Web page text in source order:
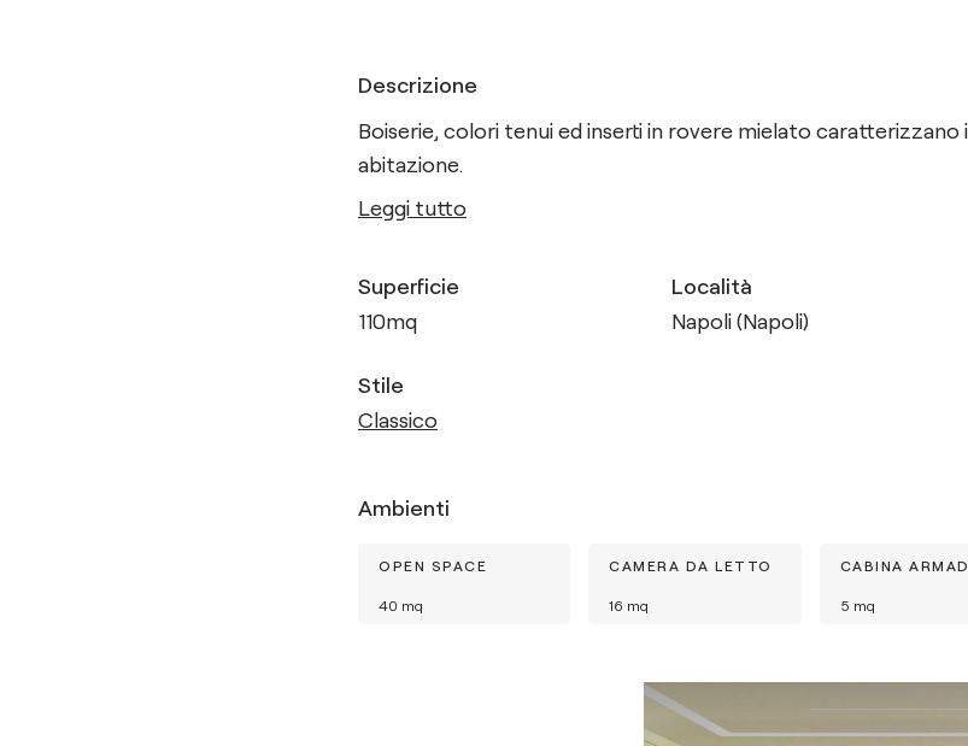
Descrizione
Boiserie, colori tenui ed inserti in rovere mielato
abitazione.
Leggi tutto
Superficie
110mq
Località
Napoli (Napoli)
Stile
Classico
Ambienti
OPEN SPACE
40 mq
CAMERA DA LETTO
16 mq
CABINA
5 mq